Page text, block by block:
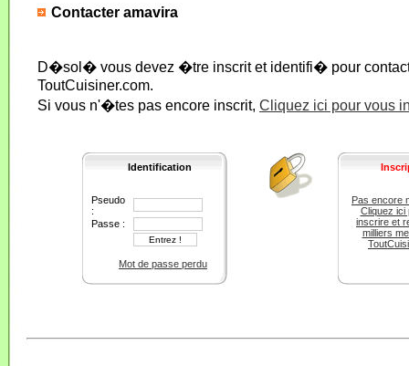
Contacter amavira
D�sol� vous devez �tre inscrit et identifi� pour
ToutCuisiner.com.
Si vous n'�tes pas encore inscrit, Cliquez ici pour vous
Identification
Pseudo
:
Passe :
Mot de passe perdu
Pas encore
Cliquez ici
inscrire et
milliers